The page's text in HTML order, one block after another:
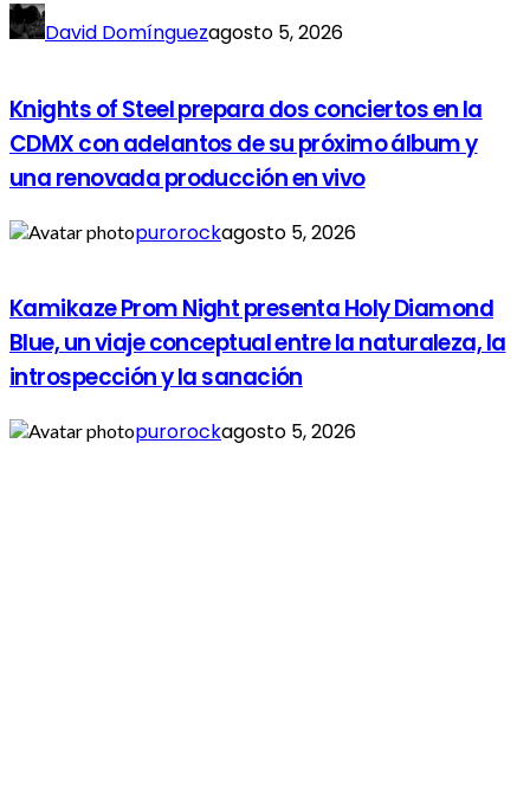
David Domínguezagosto 5, 2026
Knights of Steel prepara dos conciertos en la
CDMX con adelantos de su próximo álbum y
una renovada producción en vivo
purorockagosto 5, 2026
Kamikaze Prom Night presenta Holy Diamond
Blue, un viaje conceptual entre la naturaleza, la
introspección y la sanación
purorockagosto 5, 2026